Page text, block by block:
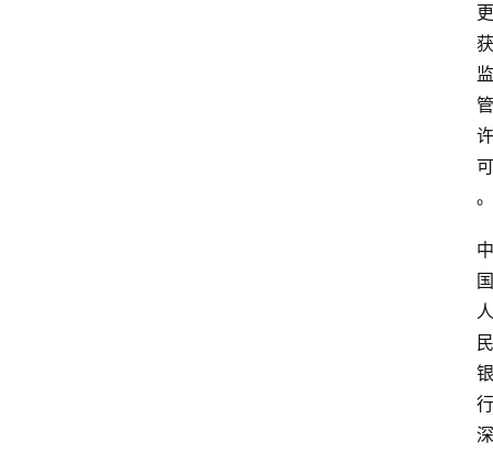
更
获
监
管
许
可
。
中
国
人
民
银
行
深